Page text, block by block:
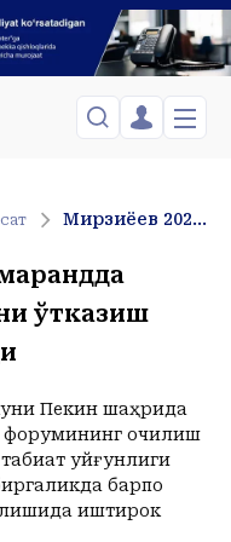
kiritng
yuboramiz
23:00
+25
Мирзиёев 2024 йил Самарқандда халқаро иқлим форумини ўтказиш ташаббуси билан чиқди
ўтказиш
Пекин шаҳрида
форумининг очилиш
уйғунлиги
барпо
иштирок